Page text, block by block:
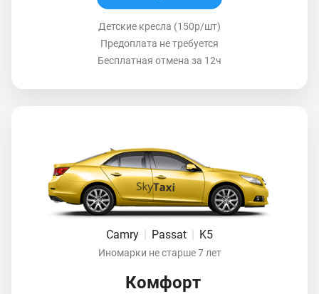
Детские кресла (150р/шт)
Предоплата не требуется
Бесплатная отмена за 12ч
Camry Passat K5
Иномарки не старше 7 лет
Комфорт